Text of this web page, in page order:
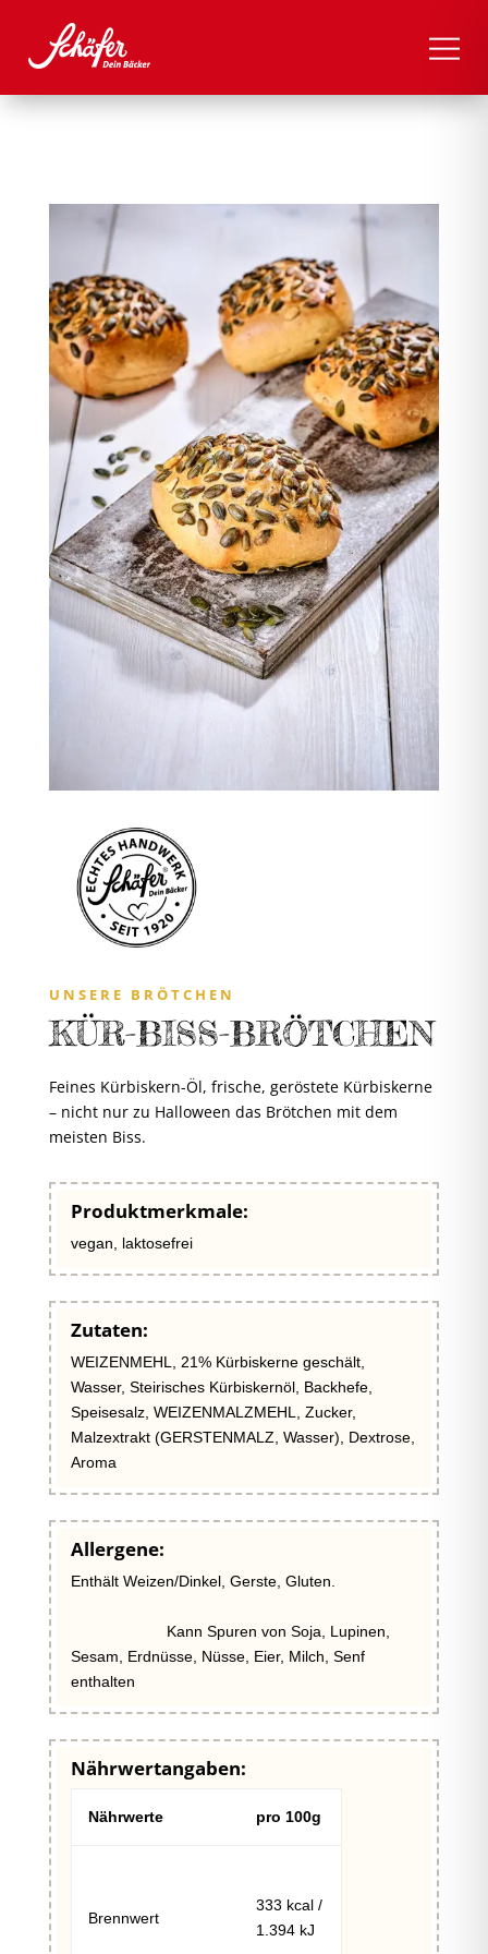
UNSERE BRÖTCHEN
KÜR-BISS-BRÖTCHEN
Feines Kürbiskern-Öl, frische, geröstete Kürbiskerne
– nicht nur zu Halloween das Brötchen mit dem
meisten Biss.
Produktmerkmale:
vegan, laktosefrei
Zutaten:
WEIZENMEHL, 21% Kürbiskerne geschält,
Wasser, Steirisches Kürbiskernöl, Backhefe,
Speisesalz, WEIZENMALZMEHL, Zucker,
Malzextrakt (GERSTENMALZ, Wasser), Dextrose,
Aroma
Allergene:
Enthält Weizen/Dinkel, Gerste, Gluten.
Kann Spuren von Soja, Lupinen,
Sesam, Erdnüsse, Nüsse, Eier, Milch, Senf
enthalten
Nährwertangaben:
Nährwerte pro 100g
Brennwert
333 kcal /
1.394 kJ